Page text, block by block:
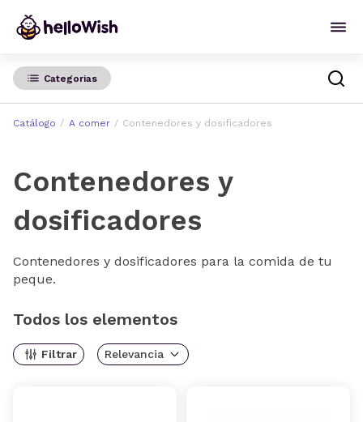
Categorias
Catálogo A comer Contenedores y dosificadores
Contenedores y
dosificadores
Contenedores y dosificadores para la comida de tu
peque.
Todos los elementos
Filtrar Relevancia